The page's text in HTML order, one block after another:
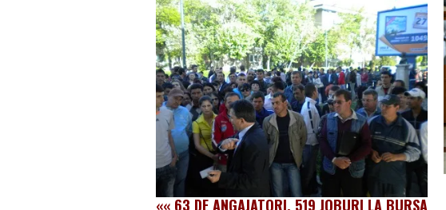
«« 63 DE ANGAJATORI, 519 JOBURI LA BURSA